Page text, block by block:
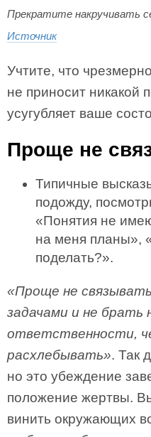
Прекратите накручивать
Источник
Учтите, что
не приносит никакой
усугубляет ваше
Проще не
Типичные
подожду,
«Понятия не
на меня планы»,
поделать?».
«Проще не
задачами и не брать
ответственности,
расхлебывать». Так
но это убеждение
положение жертвы.
винить окружающих